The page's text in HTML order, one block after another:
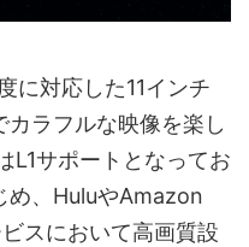
に対応した11インチ
ラフルな映像を楽し
L1サポートとなってお
め、HuluやAmazon
スにおいて高画質設